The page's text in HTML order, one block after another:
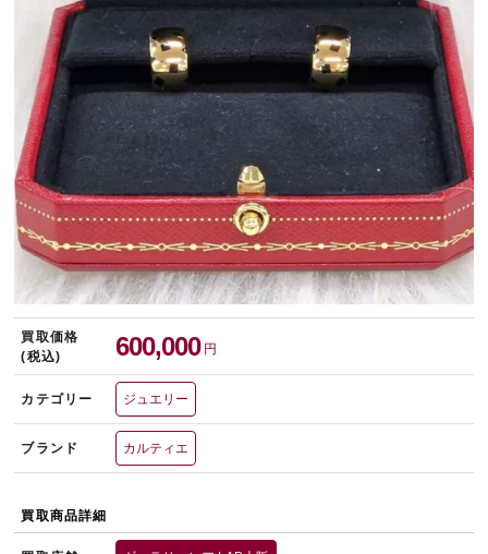
宅配買取を申し込む
無料の宅配キットをお届けします
買取価格
(税込)
600,000 円
カテゴリー ジュエリー
ブランド カルティエ
買取商品詳細